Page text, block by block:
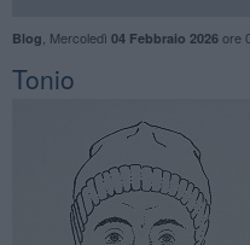
Blog Mercoledì 04 Febbraio 2026ore
Tonio